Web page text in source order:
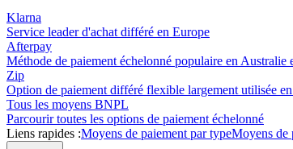
Klarna
Service leader d'achat différé en Europe
Afterpay
Méthode de paiement échelonné populaire en Australie
Zip
Option de paiement différé flexible largement utilisée
Tous les moyens BNPL
Parcourir toutes les options de paiement échelonné
Liens rapides :Moyens de paiement par typeMoyens de